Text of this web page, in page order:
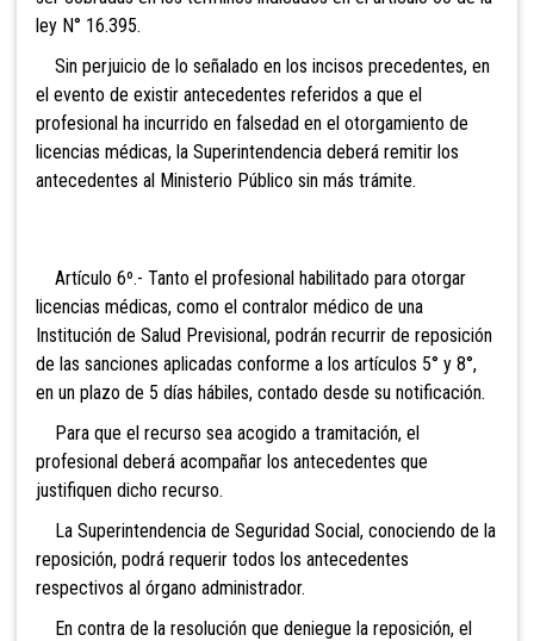
ley N° 16.395.
Sin perjuicio de lo señalado en los incisos precedentes, en
el evento de existir antecedentes referidos a que el
profesional ha incurrido en falsedad en el otorgamiento de
licencias médicas, la Superintendencia deberá remitir los
antecedentes al Ministerio Público sin más trámite.
Artículo 6º.- Tanto el profesional habilitado para otorgar
licencias médicas, como el contralor médico de una
Institución de Salud Previsional, podrán recurrir de reposición
de las sanciones aplicadas conforme a los artículos 5° y 8°,
en un plazo de 5 días hábiles, contado desde su notificación.
Para que el recurso sea acogido a tramitación, el
profesional deberá acompañar los antecedentes que
justifiquen dicho recurso.
La Superintendencia de Seguridad Social, conociendo de la
reposición, podrá requerir todos los antecedentes
respectivos al órgano administrador.
En contra de la resolución que deniegue la reposición, el